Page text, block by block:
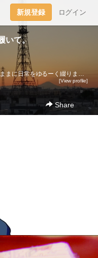
新規登録 ログイン
いて。
:: since :: 2007/08/28気ままに日常をゆるーく綴ります。▼趣味丸出し。▼トラベラーズノート愛好家。 →書籍に一部載せていただきました★(奇跡)▼小さいノート活用術▼FLEXNOTEも活用しています。▼他、手帳・文房具大好き。▼2018に都内→田舎に移住。▼プラ板・レジン・手芸などハンドメイドをたまに▼メインはインスタです。
[View profile]
Share